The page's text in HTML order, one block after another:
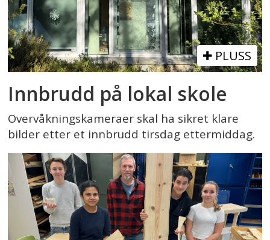
PLUSS
Innbrudd på lokal skole
Overvåkningskameraer skal ha sikret klare
bilder etter et innbrudd tirsdag ettermiddag.